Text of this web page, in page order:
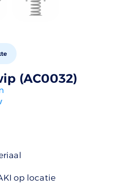
(AC0032)
op locatie